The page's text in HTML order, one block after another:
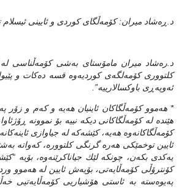
د.ڕه‌شاد میران: كۆمه‌ڵگای‌ كوردی‌ و ئایینی‌ ئیسلام
د.ره‌شاد میران مامۆستای به‌شی كۆمه‌ڵناسی له‌
كلتووری كۆمه‌لگه‌ی كوردیه‌وه‌ قسه‌ ده‌كات و
ئه‌وپه‌ڕی باوكسالارییه‌”.
* هه‌موو كۆمه‌ڵگاكان ئاینیان هه‌یه‌ و كه‌م و زۆر
هێنده‌ له‌ كۆمه‌ڵگاكانی دیكه‌ نییه‌ بۆ نموونه‌
كۆمه‌ڵگاكانه‌وه‌ هه‌یه‌، كێشه‌كه‌ له‌ جیاوازی
ئایین توخمێكی‌ هه‌ره‌ گرنگی‌ كلتووره‌، كه‌واته‌
یه‌كدی‌ بكه‌ن، چونكه‌ لێك جیاناكرێنه‌وه‌، بۆیه‌
كۆنترۆڵی‌ كۆمه‌ڵایه‌تی‌، بۆیه‌ش ئایین له‌ هه‌موو
په‌یوه‌سته‌ به‌ ئاستی‌ هۆشیاریی‌ كۆمه‌ڵایه‌تیی‌